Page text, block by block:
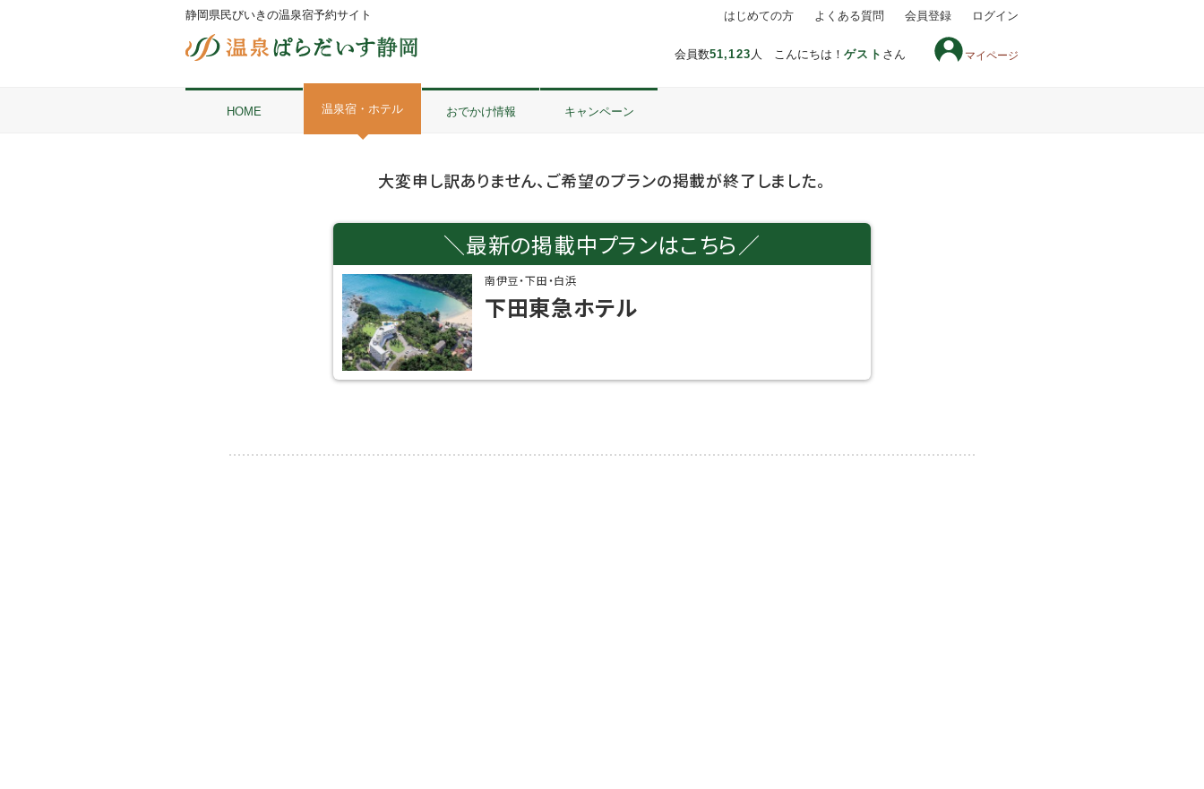
静岡県民びいきの温泉宿予約サイト
会員数51,123 人 こんにちは！ゲスト さん マイページ
はじめての方 よくある質問 会員登録 ログイン
HOME 温泉宿・ホテル おでかけ情報 キャンペーン
大変申し訳ありません、ご希望のプランの掲載が終了しました。
＼最新の掲載中プランはこちら／
南伊豆・下田・白浜
下田東急ホテル